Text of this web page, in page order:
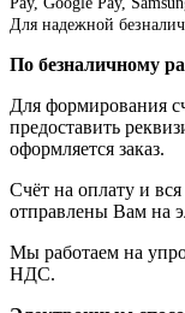
Для надежной
По безналичному
Для формирования
предоставить
оформляется заказ.
Счёт на оплату и
отправлены Вам на
Мы работаем на
НДС.